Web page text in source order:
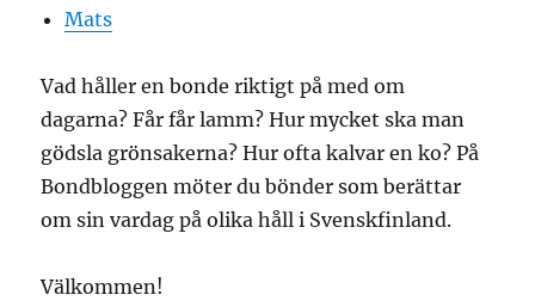
Mats
Vad håller en bonde riktigt på med om
dagarna? Får får lamm? Hur mycket ska man
gödsla grönsakerna? Hur ofta kalvar en ko? På
Bondbloggen möter du bönder som berättar
om sin vardag på olika håll i Svenskfinland.
Välkommen!